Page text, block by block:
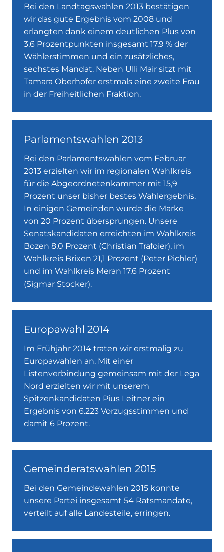
Bei den Landtagswahlen 2013 bestätigen
wir das gute Ergebnis vom 2008 und
erlangten dank einem deutlichen Plus von
3,6 Prozentpunkten insgesamt 17,9 % der
Wählerstimmen und ein zusätzliches,
sechstes Mandat. Neben Ulli Mair sitzt mit
Tamara Oberhofer erstmals eine zweite Frau
in der Freiheitlichen Fraktion.
Parlamentswahlen 2013
Bei den Parlamentswahlen vom Februar
2013 erzielten wir im regionalen Wahlkreis
für die Abgeordnetenkammer mit 15,9
Prozent unser bisher bestes Wahlergebnis.
In einigen Gemeinden wurde die Marke
von 20 Prozent übersprungen. Unsere
Senatskandidaten erreichten im Wahlkreis
Bozen 8,0 Prozent (Christian Trafoier), im
Wahlkreis Brixen 21,1 Prozent (Peter Pichler)
und im Wahlkreis Meran 17,6 Prozent
(Sigmar Stocker).
Europawahl 2014
Im Frühjahr 2014 traten wir erstmalig zu
Europawahlen an. Mit einer
Listenverbindung gemeinsam mit der Lega
Nord erzielten wir mit unserem
Spitzenkandidaten Pius Leitner ein
Ergebnis von 6.223 Vorzugsstimmen und
damit 6 Prozent.
Gemeinderatswahlen 2015
Bei den Gemeindewahlen 2015 konnte
unsere Partei insgesamt 54 Ratsmandate,
verteilt auf alle Landesteile, erringen.